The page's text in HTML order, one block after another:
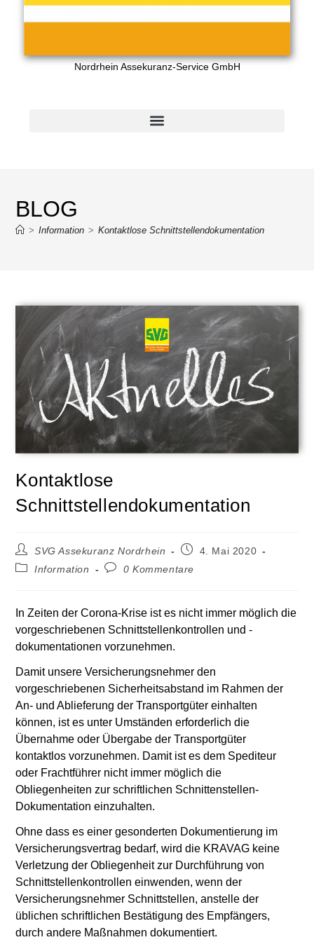
Nordrhein Assekuranz-Service GmbH
BLOG
> Information > Kontaktlose Schnittstellendokumentation
Kontaktlose
Schnittstellendokumentation
SVG Assekuranz Nordrhein
4. Mai 2020
Information
0 Kommentare
In Zeiten der Corona-Krise ist es nicht immer möglich die
vorgeschriebenen Schnittstellenkontrollen und -
dokumentationen vorzunehmen.
Damit unsere Versicherungsnehmer den
vorgeschriebenen Sicherheitsabstand im Rahmen der
An- und Ablieferung der Transportgüter einhalten
können, ist es unter Umständen erforderlich die
Übernahme oder Übergabe der Transportgüter
kontaktlos vorzunehmen. Damit ist es dem Spediteur
oder Frachtführer nicht immer möglich die
Obliegenheiten zur schriftlichen Schnittenstellen-
Dokumentation einzuhalten.
Ohne dass es einer gesonderten Dokumentierung im
Versicherungsvertrag bedarf, wird die KRAVAG keine
Verletzung der Obliegenheit zur Durchführung von
Schnittstellenkontrollen einwenden, wenn der
Versicherungsnehmer Schnittstellen, anstelle der
üblichen schriftlichen Bestätigung des Empfängers,
durch andere Maßnahmen dokumentiert.